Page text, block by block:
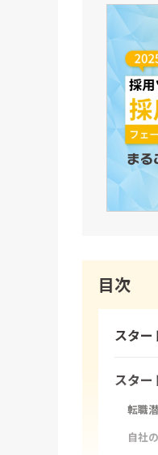
目次
スター
スター
転職
自社